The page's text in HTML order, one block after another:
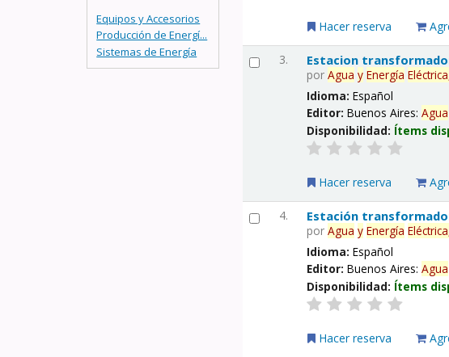
Equipos y Accesorios
Producción de Energí...
Sistemas de Energía
Hacer reserva
3. Estacion
porAgua y Energía
Idioma:Español
Editor:Buenos Aires:Agua
Disponibilidad: Ítems
Hacer reserva
4. Estación
porAgua y Energía
Idioma:Español
Editor:Buenos Aires:Agua
Disponibilidad: Ítems
Hacer reserva